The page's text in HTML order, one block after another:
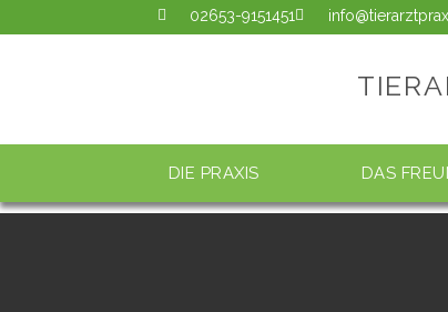
02653-9151451
DIE PRAXIS DAS